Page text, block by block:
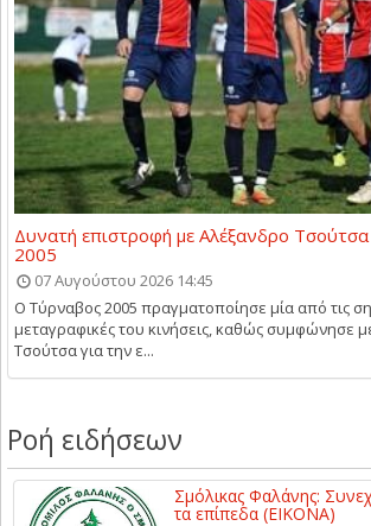
Δυνατή επιστροφή με Αλέξανδρο
2005
07 Αυγούστου 2026 14:45
Ο Τύρναβος 2005 πραγματοποίησε μία από τις
μεταγραφικές του κινήσεις, καθώς συμφώνησε
Τσούτσα για την ε...
Ροή ειδήσεων
Σμόλικας Φαλάνης:
τα επίπεδα (ΕΙΚΟΝΑ)